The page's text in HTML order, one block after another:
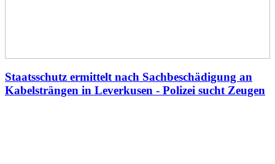
Staatsschutz ermittelt nach Sachbeschädigung an
Kabelsträngen in Leverkusen - Polizei sucht Zeugen